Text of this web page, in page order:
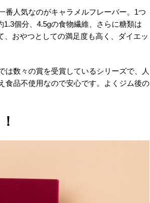
番人気なのがキャラメルフレーバー。1つ
個分、4.5gの食物繊維、さらに糖類は
おやつとしての満足度も高く、ダイエッ
は数々の賞を受賞しているシリーズで、人
食品不使用なので安心です。よくジム後の